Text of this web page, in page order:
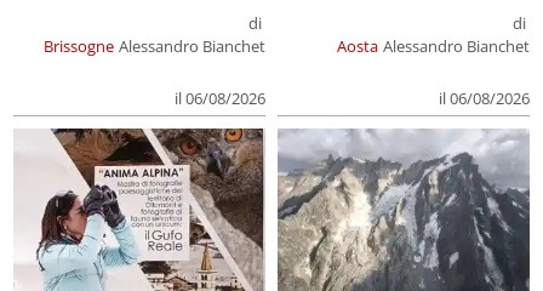
Brissogne
di
Alessandro Bianchet
il 06/08/2026
Aosta
di
Alessandro Bianchet
il 06/08/2026